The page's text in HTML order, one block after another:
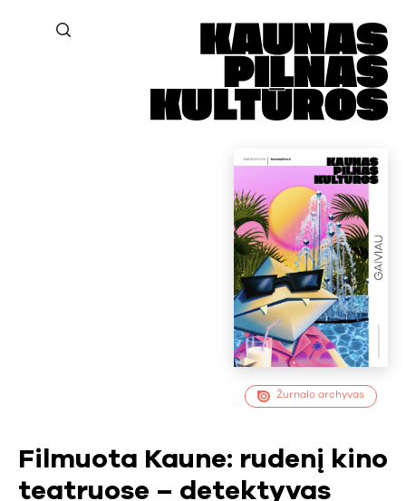
Žurnalo archyvas
Filmuota Kaune: rudenį kino
teatruose – detektyvas